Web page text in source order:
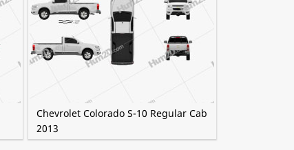
Chevrolet Colorado S-10 Regular Cab
2013